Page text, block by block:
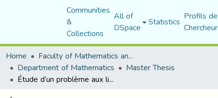
Communities
&
Collections
All of
DSpace Statistics Profils
Home
Faculty of Mathematics and Computer Science
Department of Mathematics Master Thesis
Étude d’un problème aux limites sous-linéaire du second ordre sur un intervalle non borné par la méthode variationnelle.